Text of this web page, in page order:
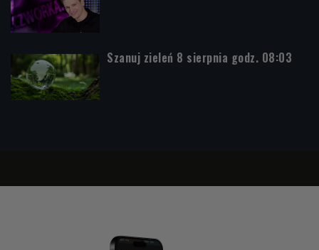
Szanuj zieleń 8 sierpnia godz. 08:03